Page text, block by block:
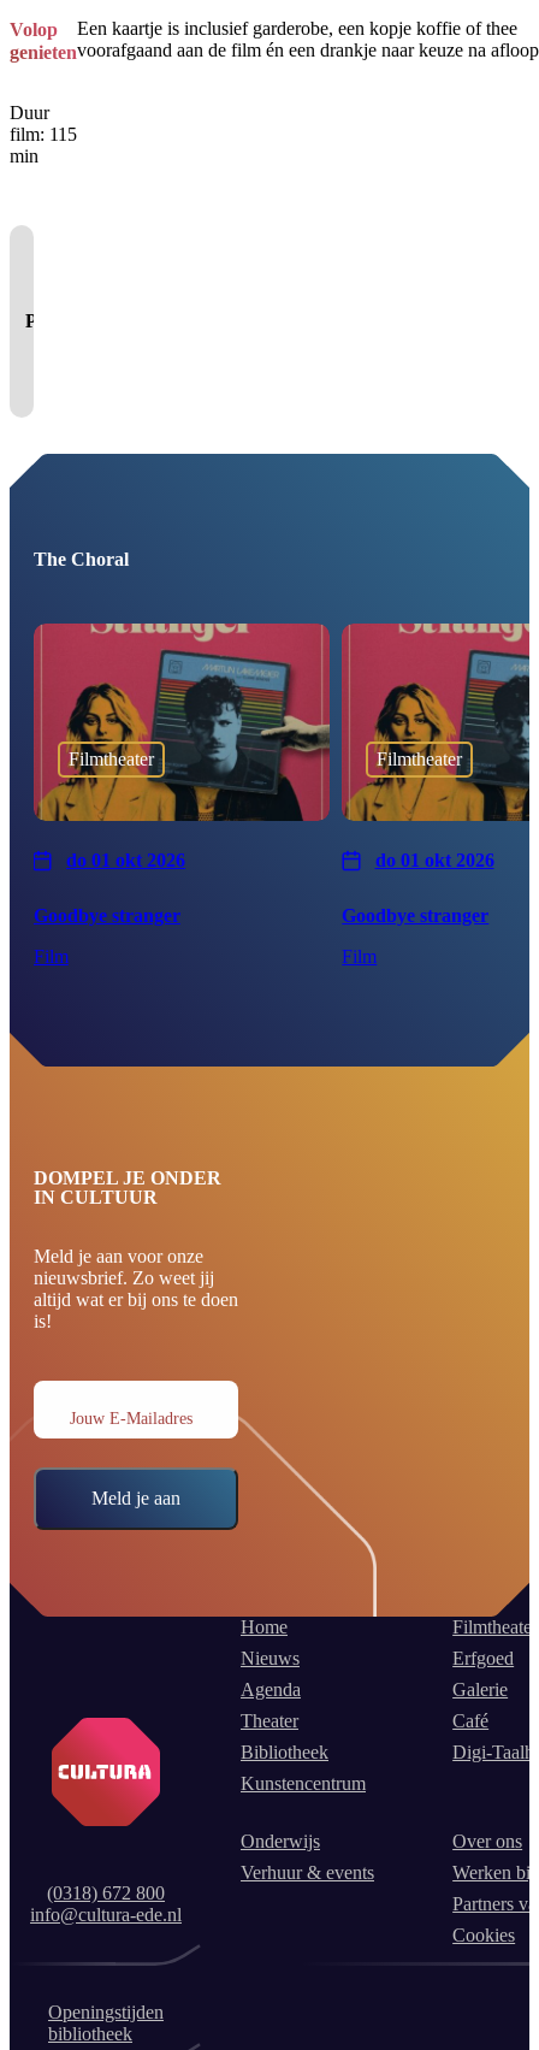
Volop
genieten
Een kaartje is inclusief garderobe, een kopje koffie of thee
voorafgaand aan de film én een drankje naar keuze na
Duur
film: 115
min
Pas
The Choral
Filmtheater
do 01 okt 2026
Goodbye stranger
Film
Filmtheater
do 01 okt 2026
Goodbye stranger
Film
DOMPEL JE ONDER
IN CULTUUR
Meld je aan voor onze
nieuwsbrief. Zo weet jij
altijd wat er bij ons te doen
is!
Jouw E-Mailadres
Meld je aan
(0318) 672 800
info@cultura-ede.nl
Home
Nieuws
Agenda
Theater
Bibliotheek
Kunstencentrum
Filmtheater
Erfgoed
Galerie
Café
Digi-
Onderwijs
Verhuur & events
Over ons
Werken
Partners
Cookies
Openingstijden
bibliotheek